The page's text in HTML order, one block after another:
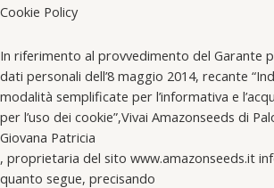
Cookie Policy
In riferimento al provvedimento del Garante
dati personali dell’8 maggio 2014, recante
modalità semplificate per l’informativa e
per l’uso dei cookie”,Vivai Amazonseeds di
Giovana Patricia
, proprietaria del sito www.amazonseeds.it
quanto segue, precisando